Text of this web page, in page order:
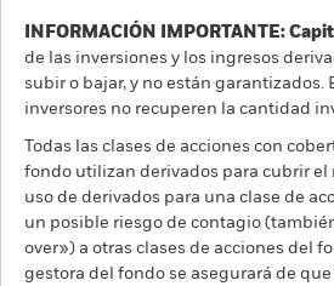
INFORMACIÓN IMPORTANTE:
de las inversiones y los ingresos
subir o bajar, y no están garantizados.
inversores no recuperen la cantidad
Todas las clases de acciones con
fondo utilizan derivados para cubrir el
uso de derivados para una clase de
un posible riesgo de contagio
over») a otras clases de acciones del
gestora del fondo se asegurará de